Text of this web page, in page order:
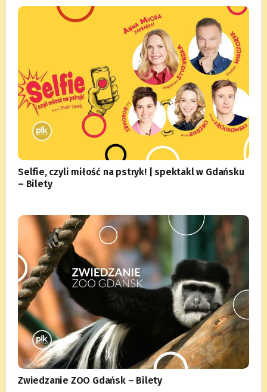
Selfie, czyli miłość na pstryk! | spektakl w Gdańsku
– Bilety
Zwiedzanie ZOO Gdańsk – Bilety